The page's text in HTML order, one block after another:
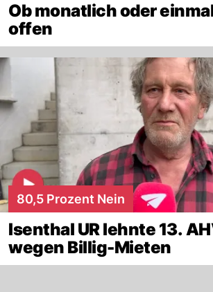
Ob monatlich oder
offen
80,5 Prozent Nein
Isenthal UR lehnte 13.
wegen Billig-Mieten